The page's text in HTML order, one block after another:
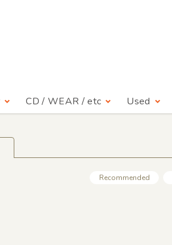
CD / WEAR / etc Used
Recommended